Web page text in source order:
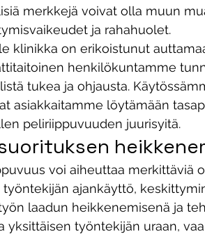
merkkejä voivat olla muun
ja rahahuolet.
klinikka on erikoistunut
henkilökuntamme
tukea ja ohjausta.
asiakkaitamme löytämään
peliriippuvuuden juurisyitä.
voi aiheuttaa merkittäviä
työntekijän ajankäyttö,
laadun heikkenemisenä ja
yksittäisen työntekijän uraan,